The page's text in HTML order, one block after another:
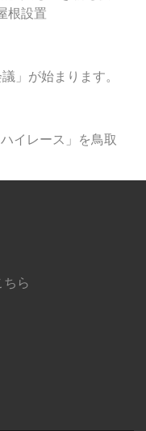
根設置
」が始まります。
イレース」を鳥取
ちら